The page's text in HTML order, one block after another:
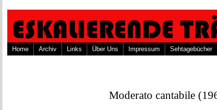
Home Archiv Links Über Uns Impressum Sehtagebücher
Moderato cantabile